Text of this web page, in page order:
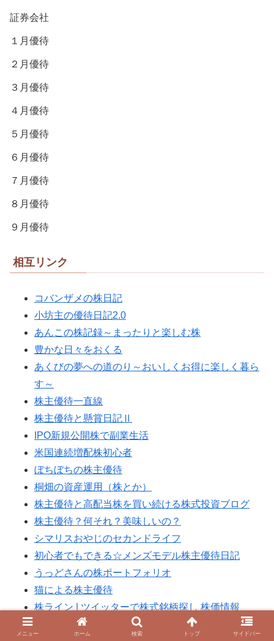
証券会社
１月優待
２月優待
３月優待
４月優待
５月優待
６月優待
７月優待
８月優待
９月優待
相互リンク
コバンザメの株日記
小坊主の優待日記2.0
あんこの株記録～まったりと楽しむ株
豊かな日々をおくる
あくびの夢への道のり～おいしくお得に楽しく暮ら
す～
株主優待一直線
株主優待と懸賞日記Ⅱ
IPO新規公開株で副業生活
米国連続増配株初心者
ぼちぼちの株主優待
桐畑の資産運用（株とか）
株主優待と高配当株を買い続ける株式投資ブログ
株主優待？何それ？美味しいの？
シマリスおやじのセカンドライフ
初心者でもできる☆メンズモデル株主優待日記
うっどさんの株ポートフォリオ
猫による株主優待
株ライン | ツイッターで株式銘柄探し 株価情報
資産運用にて経済的自由を目指して
メニュー ホーム 検索 トップ サイドバー